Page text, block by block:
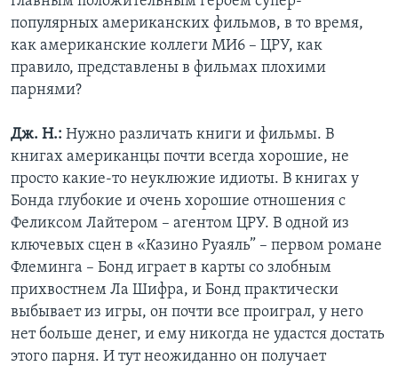
популярных американских фильмов, в то время,
как американские коллеги МИ6 – ЦРУ, как
правило, представлены в фильмах плохими
парнями?
Дж. Н.: Нужно различать книги и фильмы. В
книгах американцы почти всегда хорошие, не
просто какие-то неуклюжие идиоты. В книгах у
Бонда глубокие и очень хорошие отношения с
Феликсом Лайтером – агентом ЦРУ. В одной из
ключевых сцен в «Казино Руаяль” – первом романе
Флеминга – Бонд играет в карты со злобным
прихвостнем Ла Шифра, и Бонд практически
выбывает из игры, он почти все проиграл, у него
нет больше денег, и ему никогда не удастся достать
этого парня. И тут неожиданно он получает